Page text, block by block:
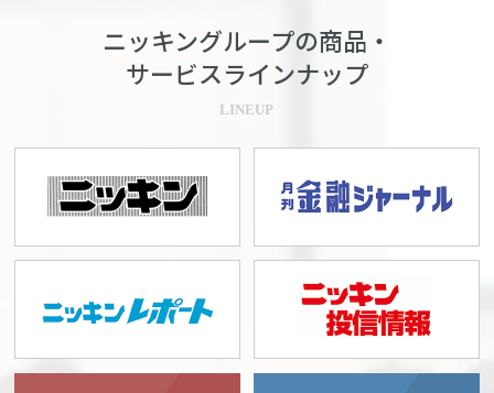
ニッキングループの商品・
サービスラインナップ
LINEUP